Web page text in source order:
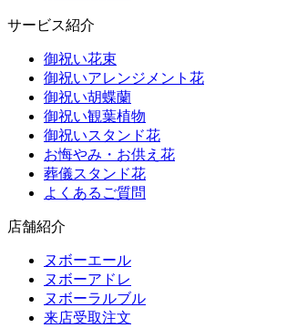
サービス紹介
御祝い花束
御祝いアレンジメント花
御祝い胡蝶蘭
御祝い観葉植物
御祝いスタンド花
お悔やみ・お供え花
葬儀スタンド花
よくあるご質問
店舗紹介
ヌボーエール
ヌボーアドレ
ヌボーラルブル
来店受取注文